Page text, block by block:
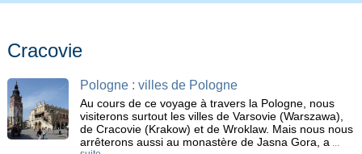
Cracovie
Pologne : villes de Pologne
Au cours de ce voyage à travers la Pologne, nous
visiterons surtout les villes de Varsovie (Warszawa),
de Cracovie (Krakow) et de Wroklaw. Mais nous nous
arrêterons aussi au monastère de Jasna Gora, a